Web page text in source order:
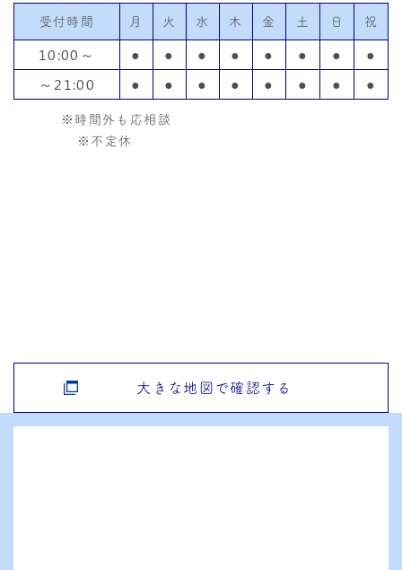
受付時間 月 火 水 木 金 土 日 祝
10:00～ ● ● ● ● ● ● ●
●
～21:00
● ● ● ● ● ● ● ●
※時間外も応相談
※不定休
大きな地図で確認する